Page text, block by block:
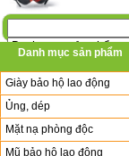
Danh mục sản phẩm
Giày bảo hộ lao động
Ủng, dép
Mặt nạ phòng độc
Mũ bảo hộ lao động